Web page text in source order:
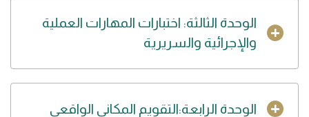
الوحدة الثالثة: اختبارات المهارات العملية
والإجرائية والسريرية
الوحدة الرابعة:التقويم المكاني الواقعي